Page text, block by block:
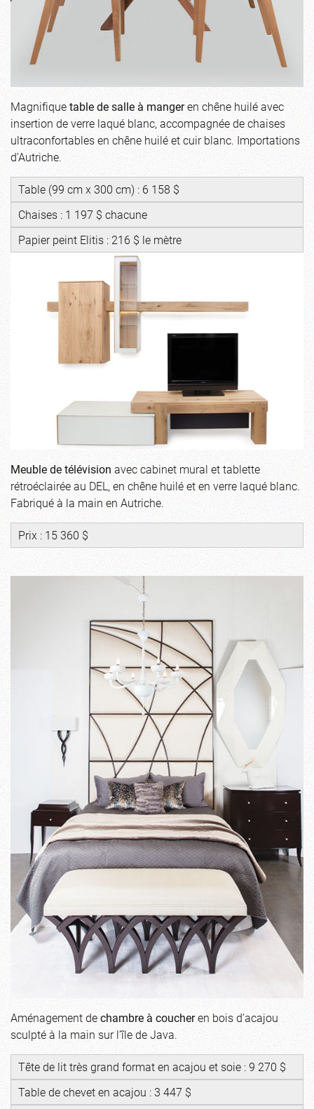
Magnifiquetable de salle à mangeren chêne huilé avec
insertion de verre laqué blanc, accompagnée de chaises
ultraconfortables en chêne huilé et cuir blanc. Importations
d’Autriche.
Table (99 cm x 300 cm) : 6 158 $
Chaises : 1 197 $ chacune
Papier peint Elitis : 216 $ le mètre
Meuble de télévisionavec cabinet mural et tablette
rétroéclairée au DEL, en chêne huilé et en verre laqué blanc.
Fabriqué à la main en Autriche.
Prix : 15 360 $
Aménagement dechambre à coucheren bois d’acajou
sculpté à la main sur l’île de Java.
Tête de lit très grand format en acajou et soie : 9 270 $
Table de chevet en acajou : 3 447 $